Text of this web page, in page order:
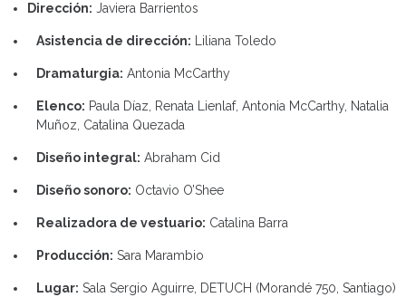
Dirección: Javiera Barrientos
Asistencia de dirección: Liliana Toledo
Dramaturgia: Antonia McCarthy
Elenco: Paula Díaz, Renata Lienlaf, Antonia McCarthy, Natalia
Muñoz, Catalina Quezada
Diseño integral: Abraham Cid
Diseño sonoro: Octavio O’Shee
Realizadora de vestuario: Catalina Barra
Producción: Sara Marambio
Lugar: Sala Sergio Aguirre, DETUCH (Morandé 750, Santiago)